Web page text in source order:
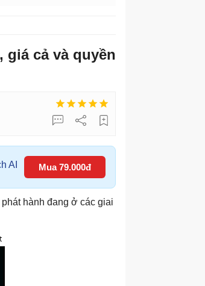
giá cả và quyền
AI Mua 79.000đ
hành đang ở các giai